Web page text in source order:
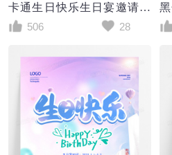
卡通生日快乐生日宴邀请函海报设计
506
28